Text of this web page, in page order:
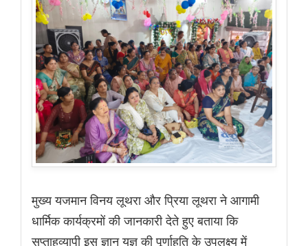
मुख्य यजमान विनय लूथरा और प्रिया लूथरा ने आगामी
धार्मिक कार्यक्रमों की जानकारी देते हुए बताया कि
सप्ताहव्यापी इस ज्ञान यज्ञ की पूर्णाहूति के उपलक्ष्य में